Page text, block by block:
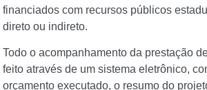
financiados com recursos públicos
direto ou indireto.
Todo o acompanhamento da prestação
feito através de um sistema eletrônico,
orçamento executado, o resumo do